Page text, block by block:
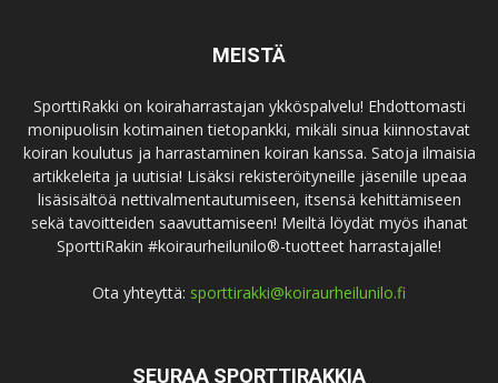
MEISTÄ
SporttiRakki on koiraharrastajan ykköspalvelu! Ehdottomasti
monipuolisin kotimainen tietopankki, mikäli sinua kiinnostavat
koiran koulutus ja harrastaminen koiran kanssa. Satoja ilmaisia
artikkeleita ja uutisia! Lisäksi rekisteröityneille jäsenille upeaa
lisäsisältöä nettivalmentautumiseen, itsensä kehittämiseen
sekä tavoitteiden saavuttamiseen! Meiltä löydät myös ihanat
SporttiRakin #koiraurheilunilo®-tuotteet harrastajalle!
Ota yhteyttä: sporttirakki@koiraurheilunilo.fi
SEURAA SPORTTIRAKKIA